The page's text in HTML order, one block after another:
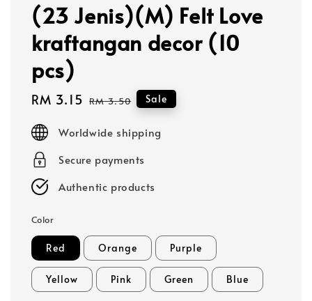
(23 Jenis)(M) Felt Love
kraftangan decor (10
pcs)
Sale
RM 3.15 Regular
RM 3.50 Sale
Worldwide shipping
Secure payments
Authentic products
Color
Red Orange Purple
Yellow Pink Green Blue